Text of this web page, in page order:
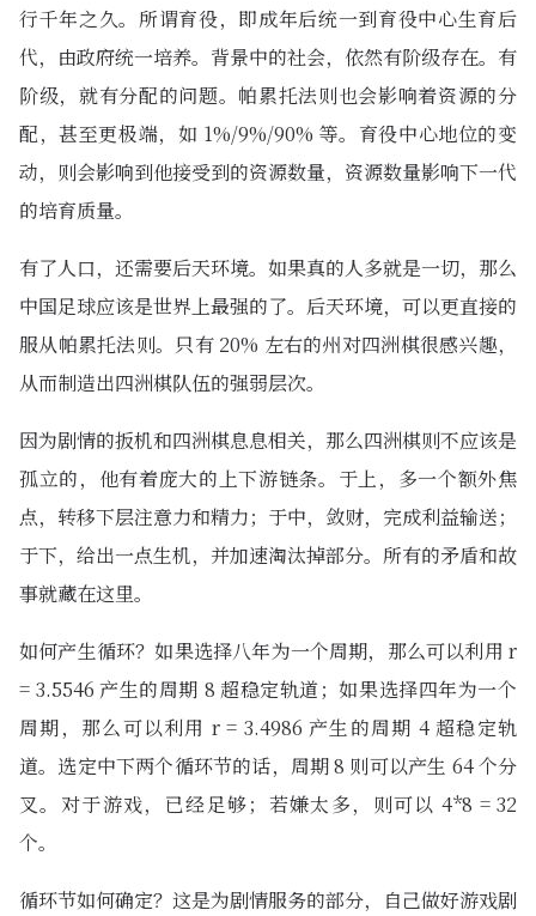
行千年之久。所谓育役，即成年后统一到育役中心生育后
代，由政府统一培养。背景中的社会，依然有阶级存在。有
阶级，就有分配的问题。帕累托法则也会影响着资源的分
配，甚至更极端，如 1%/9%/90% 等。育役中心地位的变
动，则会影响到他接受到的资源数量，资源数量影响下一代
的培育质量。
有了人口，还需要后天环境。如果真的人多就是一切，那么
中国足球应该是世界上最强的了。后天环境，可以更直接的
服从帕累托法则。只有 20% 左右的州对四洲棋很感兴趣，
从而制造出四洲棋队伍的强弱层次。
因为剧情的扳机和四洲棋息息相关，那么四洲棋则不应该是
孤立的，他有着庞大的上下游链条。于上，多一个额外焦
点，转移下层注意力和精力；于中，敛财，完成利益输送；
于下，给出一点生机，并加速淘汰掉部分。所有的矛盾和故
事就藏在这里。
如何产生循环？如果选择八年为一个周期，那么可以利用 r
= 3.5546 产生的周期 8 超稳定轨道；如果选择四年为一个
周期，那么可以利用 r = 3.4986 产生的周期 4 超稳定轨
道。选定中下两个循环节的话，周期 8 则可以产生 64 个分
叉。对于游戏，已经足够；若嫌太多，则可以 4*8 = 32
个。
循环节如何确定？这是为剧情服务的部分，自己做好游戏剧